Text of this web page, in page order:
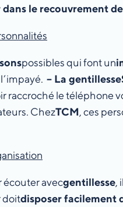
le recouvrement
possibles qui font un
– La gentillesse
raccroché le téléphone
ChezTCM, ces
écouter avecgentillesse,
doitdisposer facilement